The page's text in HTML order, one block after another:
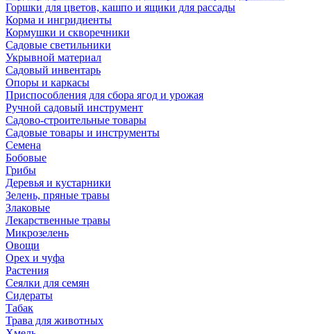
Горшки для цветов, кашпо и ящики для рассады
Корма и ингридиенты
Кормушки и скворечники
Садовые светильники
Укрывной материал
Садовый инвентарь
Опоры и каркасы
Приспособления для сбора ягод и урожая
Ручной садовый инструмент
Садово-строительные товары
Садовые товары и инструменты
Семена
Бобовые
Грибы
Деревья и кустарники
Зелень, пряные травы
Злаковые
Лекарственные травы
Микрозелень
Овощи
Орех и чуфа
Растения
Сеялки для семян
Сидераты
Табак
Трава для животных